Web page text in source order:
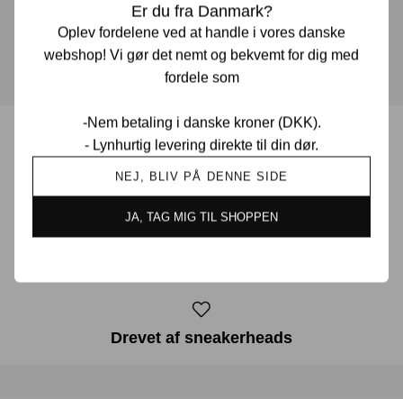
Er du fra Danmark?
Oplev fordelene ved at handle i vores danske
webshop! Vi gør det nemt og bekvemt for dig med
fordele som
-Nem betaling i danske kroner (DKK).
- Lynhurtig levering direkte til din dør.
NEJ, BLIV PÅ DENNE SIDE
JA, TAG MIG TIL SHOPPEN
KONTAKT OS
Prisgaranti i Danmark
Drevet af sneakerheads